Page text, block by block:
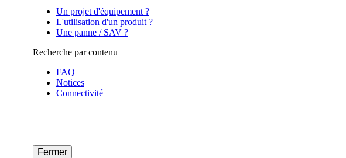
Un projet d'équipement ?
L'utilisation d'un produit ?
Une panne / SAV ?
Recherche par contenu
FAQ
Notices
Connectivité
Fermer